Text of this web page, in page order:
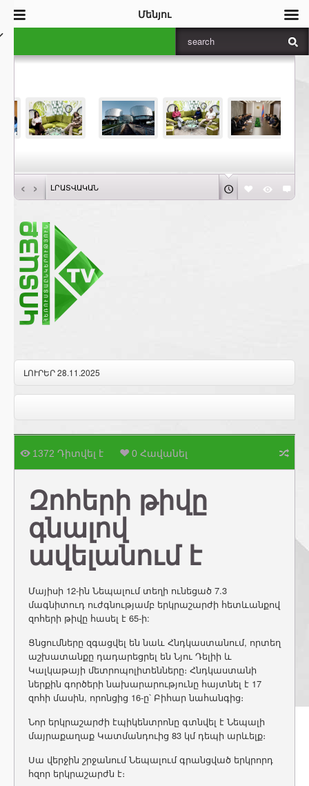
‹ › ԼՐԱՏՎԱԿԱՆ
ԼՈՒՐԵՐ 28.11.2025
1372 Դիտվել է 0 Հավանել
Զոհերի թիվը
գնալով
ավելանում է
Մայիսի 12-ին Նեպալում տեղի ունեցած 7.3
մագնիտուդ ուժգնությամբ երկրաշարժի հետևանքով
զոհերի թիվը հասել է 65-ի:
Ցնցումները զգացվել են նաև Հնդկաստանում, որտեղ
աշխատանքը դադարեցրել են Նյու Դելիի և
Կալկաթայի մետրոպոլիտենները։ Հնդկաստանի
ներքին գործերի նախարարությունը հայտնել է 17
զոհի մասին, որոնցից 16-ը՝ Բիհար նահանգից։
Նոր երկրաշարժի էպիկենտրոնը գտնվել է Նեպալի
մայրաքաղաք Կատմանդուից 83 կմ դեպի արևելք։
Սա վերջին շրջանում Նեպալում գրանցված երկրորդ
հզոր երկրաշարժն է։
Մենյու